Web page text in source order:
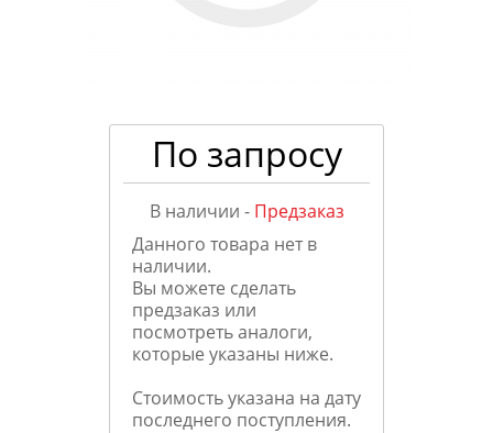
По запросу
В наличии - Предзаказ
Данного товара нет в
наличии.
Вы можете сделать
предзаказ или
посмотреть аналоги,
которые указаны ниже.
Стоимость указана на дату
последнего поступления.